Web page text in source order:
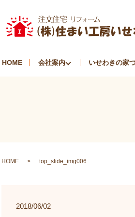
HOME 会社案内 いせわきの家
HOME top_slide_img006
2018/06/02